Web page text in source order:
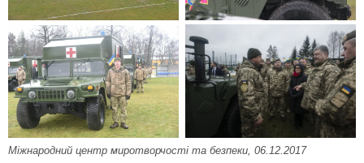
Міжнародний центр миротворчості та безпеки, 06.12.2017